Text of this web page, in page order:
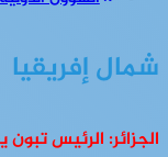
شمال إفريقيا
الجزائر: الرئيس تبون